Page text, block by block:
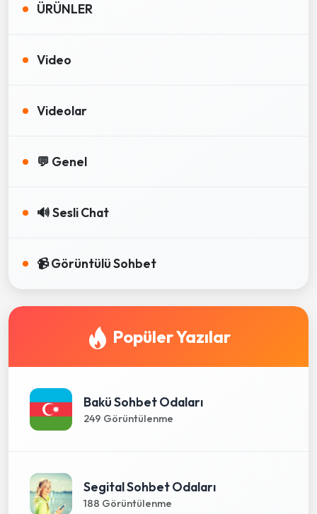
ÜRÜNLER
Video
Videolar
💬 Genel
🔊 Sesli Chat
📹 Görüntülü Sohbet
Popüler Yazılar
Bakü Sohbet Odaları
249 Görüntülenme
Segital Sohbet Odaları
188 Görüntülenme